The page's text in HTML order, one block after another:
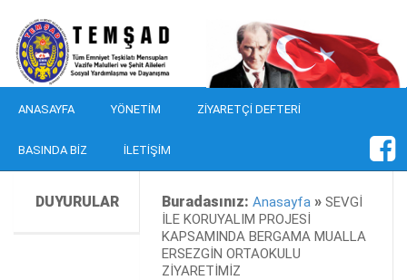
ANASAYFA YÖNETIM ZIYARETÇI DEFTERI
BASINDA BIZ İLETIŞIM
DUYURULAR Buradasınız:Anasayfa »SEVGİ
İLE KORUYALIM PROJESİ
KAPSAMINDA BERGAMA MUALLA
ERSEZGİN ORTAOKULU
ZİYARETİMİZ